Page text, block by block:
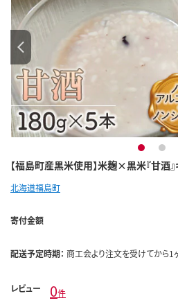
【福島町産黒米使用】米麹×黒米『甘酒
1 2
北海道福島町
寄付金額
配送予定時期： 商工会より注文を受けてから1
レビュー 0件